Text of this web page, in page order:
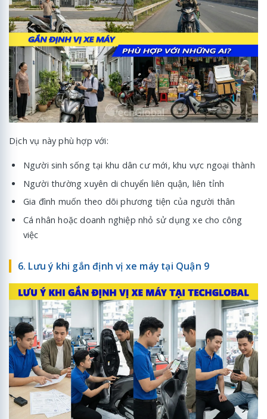
Dịch vụ này phù hợp với:
Người sinh sống tại khu dân cư mới, khu vực ngoại thành
Người thường xuyên di chuyển liên quận, liên tỉnh
Gia đình muốn theo dõi phương tiện của người thân
Cá nhân hoặc doanh nghiệp nhỏ sử dụng xe cho công
việc
6. Lưu ý khi gắn định vị xe máy tại Quận 9